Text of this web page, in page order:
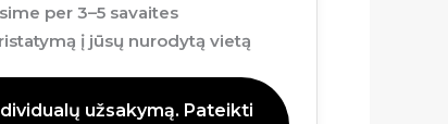
per 3–5 savaites
į jūsų nurodytą vietą
užsakymą. Pateikti